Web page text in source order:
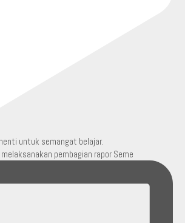
pembagian rapor Seme